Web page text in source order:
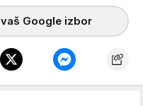
Google izbor